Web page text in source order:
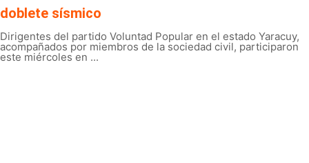
doblete sísmico
Dirigentes del partido Voluntad Popular en el estado Yaracuy,
acompañados por miembros de la sociedad civil, participaron
este miércoles en ...